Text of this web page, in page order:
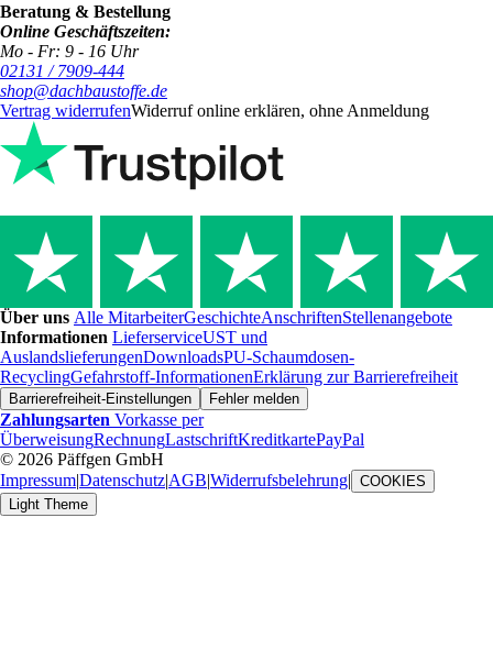
Beratung & Bestellung
Online Geschäftszeiten:
Mo - Fr: 9 - 16 Uhr
02131 / 7909-444
shop@dachbaustoffe.de
Vertrag widerrufenWiderruf online erklären, ohne Anmeldung
Über uns Alle MitarbeiterGeschichteAnschriftenStellenangebote
Informationen LieferserviceUST und
AuslandslieferungenDownloadsPU-Schaumdosen-
RecyclingGefahrstoff-InformationenErklärung zur Barrierefreiheit
Barrierefreiheit-Einstellungen Fehler melden
Zahlungsarten Vorkasse per
ÜberweisungRechnungLastschriftKreditkartePayPal
© 2026 Päffgen GmbH
Impressum|Datenschutz|AGB|Widerrufsbelehrung| COOKIES
Light Theme